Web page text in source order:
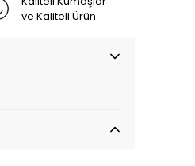
ve Kaliteli Ürün